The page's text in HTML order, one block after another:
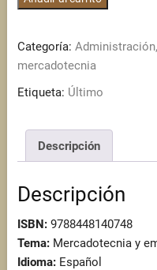
Categoría:
mercadotecnia
Etiqueta: Último
Descripción
Descripción
ISBN:9788448140748
Tema:Mercadotecnia y
Idioma:Español